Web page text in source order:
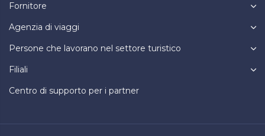
Fornitore
Agenzia di viaggi
Persone che lavorano nel settore turistico
Filiali
Centro di supporto per i partner